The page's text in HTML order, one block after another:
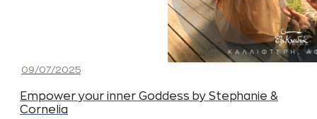
09/07/2025
Empower your inner Goddess by Stephanie &
Cornelia